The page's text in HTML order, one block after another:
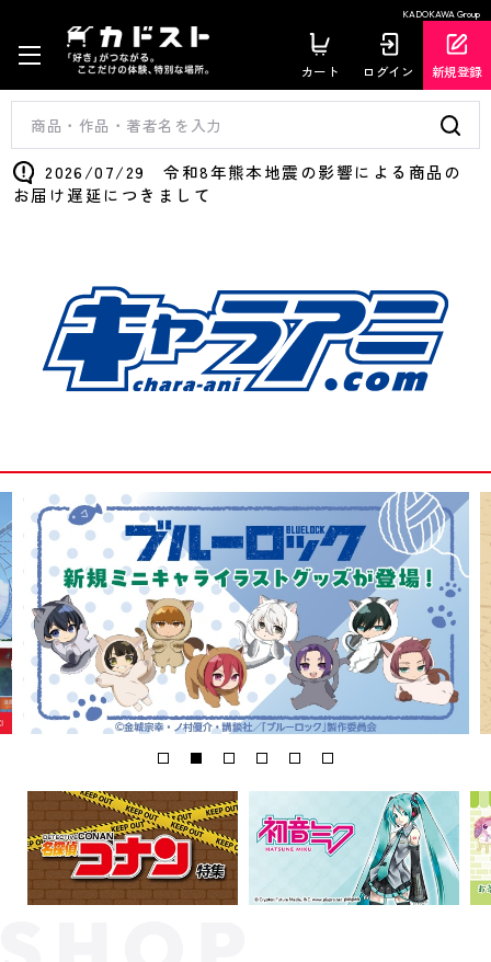
KADOKAWA Group
カート ログイン 新規登録
2026/07/29 令和8年熊本地震の影響による商品の
お届け遅延につきまして